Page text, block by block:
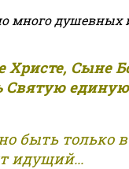
много душевных
Христе, Сыне
Святую
быть только в
идущий...